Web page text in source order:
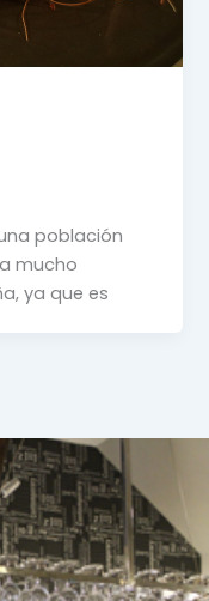
población
mucho
ya que es